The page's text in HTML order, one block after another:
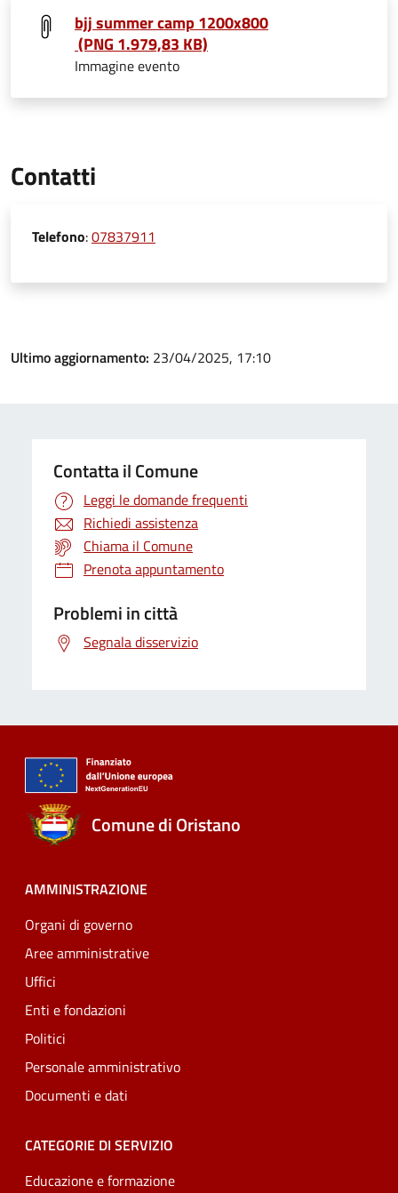
bjj summer camp 1200x800
(PNG 1.979,83 KB)
Immagine evento
Contatti
Telefono:07837911
Ultimo aggiornamento: 23/04/2025, 17:10
Contatta il Comune
Leggi le domande frequenti
Richiedi assistenza
Chiama il Comune
Prenota appuntamento
Problemi in città
Segnala disservizio
Comune di Oristano
AMMINISTRAZIONE
Organi di governo
Aree amministrative
Uffici
Enti e fondazioni
Politici
Personale amministrativo
Documenti e dati
CATEGORIE DI SERVIZIO
Educazione e formazione